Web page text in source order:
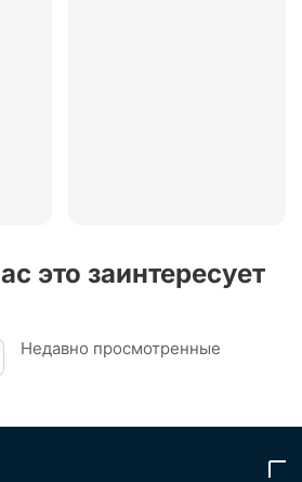
это заинтересует
Недавно просмотренные